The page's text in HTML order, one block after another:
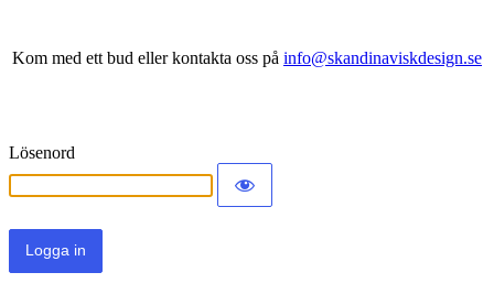
Kom med ett bud eller kontakta oss på info@skandinaviskdesign.se
Lösenord